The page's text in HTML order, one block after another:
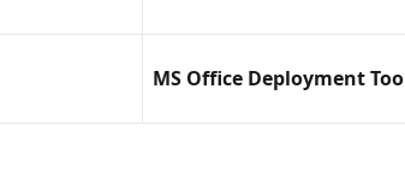
MS Office Deployment